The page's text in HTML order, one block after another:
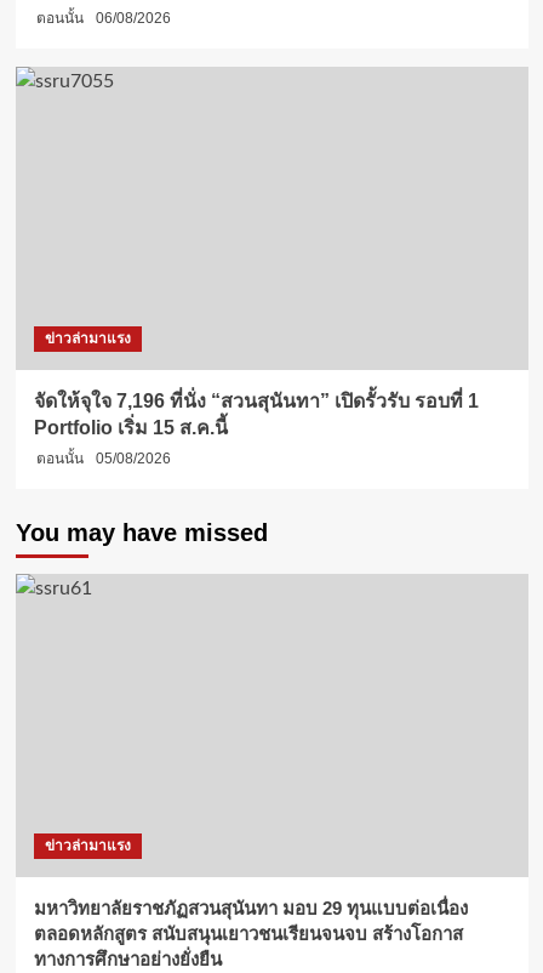
ตอนนั้น 06/08/2026
ข่าวล่ามาแรง
จัดให้จุใจ 7,196 ที่นั่ง “สวนสุนันทา” เปิดรั้วรับ รอบที่ 1
Portfolio เริ่ม 15 ส.ค.นี้
ตอนนั้น 05/08/2026
You may have missed
ข่าวล่ามาแรง
มหาวิทยาลัยราชภัฏสวนสุนันทา มอบ 29 ทุนแบบต่อเนื่อง
ตลอดหลักสูตร สนับสนุนเยาวชนเรียนจนจบ สร้างโอกาส
ทางการศึกษาอย่างยั่งยืน